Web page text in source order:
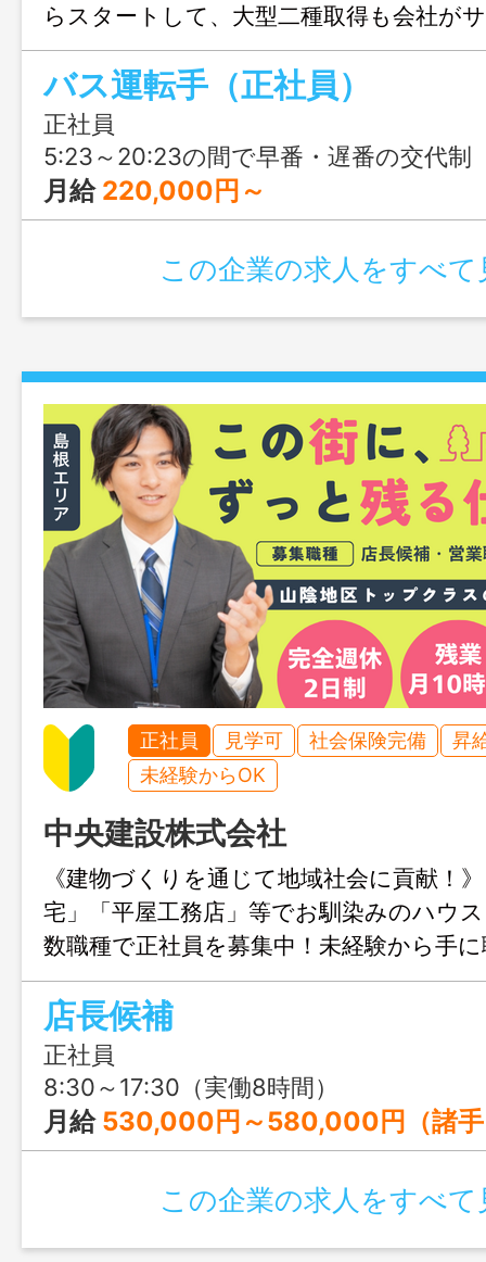
らスタートして、大型二種取得も会社が
運転だけでなく、整備や管理など多彩な
用意。休憩は自由に取得でき、有給消化
や子育て世代も安心して働けます。
バス運転手（正社員）
正社員
5:23～20:23の間で早番・遅番の交代制（実働7時間23
月給 220,000円～
この企業の求人をすべて
正社員 見学可 社会保険完備
昇
未経験からOK
中央建設株式会社
《建物づくりを通じて地域社会に貢献！
宅」「平屋工務店」等でお馴染みのハウ
数職種で正社員を募集中！未経験から手
も、これまでの経験を活かしてキャリア
たい方も歓迎。ワークライフバランスを
もおすすめの職場です。
店長候補
正社員
8:30～17:30（実働8時間）
月給 530,000円～580,000円（諸手当込み） ※入社から
この企業の求人をすべて